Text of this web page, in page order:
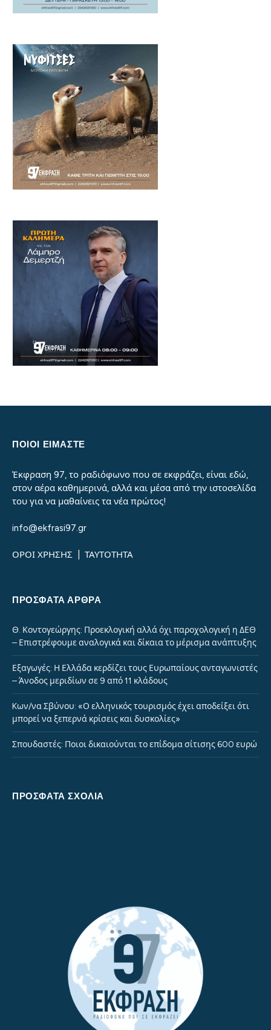
ΠΟΙΟΙ ΕΙΜΑΣΤΕ
Έκφραση 97, το ραδιόφωνο που σε εκφράζει, είναι εδώ,
στον αέρα καθημερινά, αλλά και μέσα από την ιστοσελίδα
του για να μαθαίνεις τα νέα πρώτος!
info@ekfrasi97.gr
ΟΡΟΙ ΧΡΗΣΗΣ ΤΑΥΤΟΤΗΤΑ
ΠΡΌΣΦΑΤΑ ΆΡΘΡΑ
Θ. Κοντογεώργης: Προεκλογική αλλά όχι παροχολογική η ΔΕΘ
– Επιστρέφουμε αναλογικά και δίκαια το μέρισμα ανάπτυξης
Εξαγωγές: Η Ελλάδα κερδίζει τους Ευρωπαίους ανταγωνιστές
– Άνοδος μεριδίων σε 9 από 11 κλάδους
Kων/να Σβύνου: «Ο ελληνικός τουρισμός έχει αποδείξει ότι
μπορεί να ξεπερνά κρίσεις και δυσκολίες»
Σπουδαστές: Ποιοι δικαιούνται το επίδομα σίτισης 600 ευρώ
ΠΡΌΣΦΑΤΑ ΣΧΌΛΙΑ